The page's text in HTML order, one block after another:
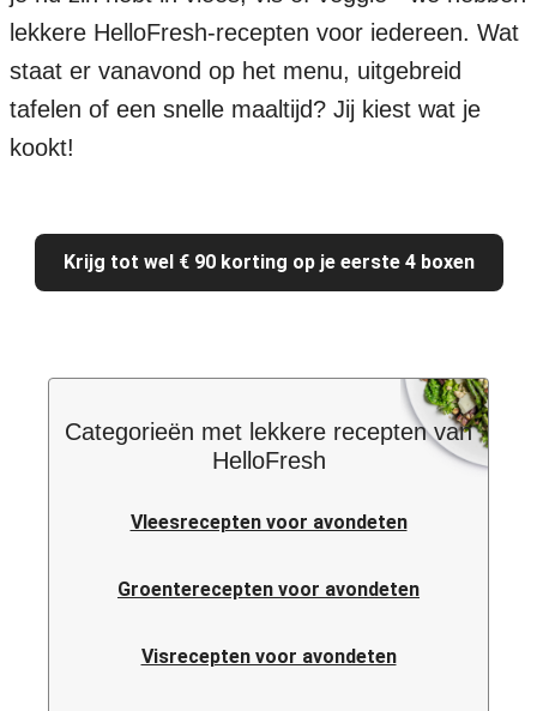
lekkere HelloFresh-recepten voor iedereen. Wat
staat er vanavond op het menu, uitgebreid
tafelen of een snelle maaltijd? Jij kiest wat je
kookt!
Krijg tot wel € 90 korting op je eerste 4 boxen
Categorieën met lekkere recepten van
HelloFresh
Vleesrecepten voor avondeten
Groenterecepten voor avondeten
Visrecepten voor avondeten